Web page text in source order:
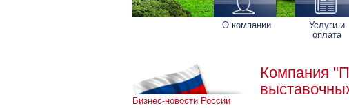
О компании Услуги и
оплата
Бизнес-новости России
Компания